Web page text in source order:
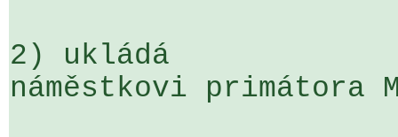
2) ukládá
náměstkovi primátora